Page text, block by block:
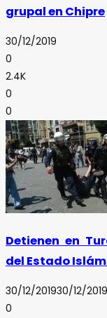
grupal en Chipre
30/12/2019
0
2.4K
0
0
Detienen en
del Estado
30/12/201930/12/2019
0